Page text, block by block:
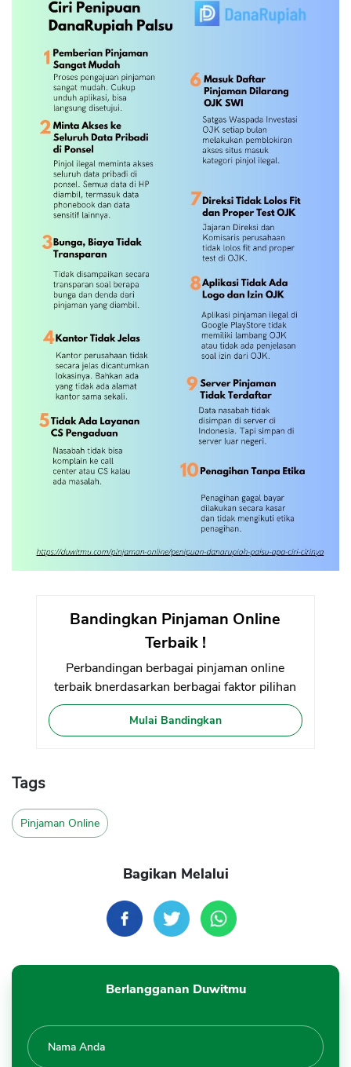
Bandingkan Pinjaman Online
Terbaik !
Perbandingan berbagai pinjaman online
terbaik bnerdasarkan berbagai faktor pilihan
Mulai Bandingkan
Tags
Pinjaman Online
Bagikan Melalui
Berlangganan Duwitmu